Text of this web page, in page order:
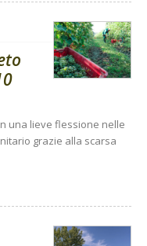
una lieve flessione nelle
grazie alla scarsa